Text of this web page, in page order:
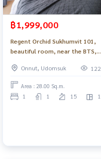
฿1,999,000
Regent Orchid Sukhumvit 101,
beautiful room, near the BTS,
Onnut, Udomsuk
122
Area : 28.00 Sq.m.
1 1 15 1